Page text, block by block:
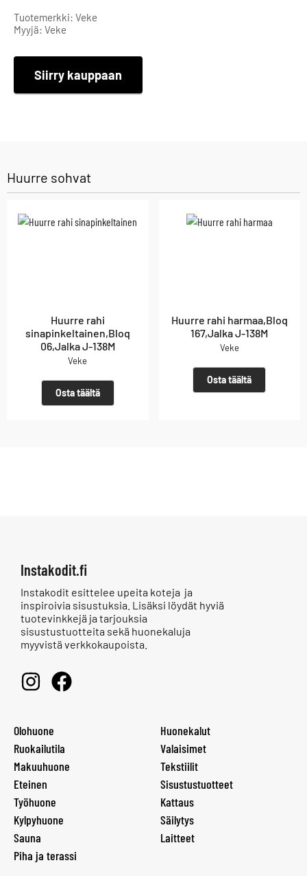
Tuotemerkki: Veke
Myyjä: Veke
Siirry kauppaan
Huurre sohvat
Huurre rahi
sinapinkeltainen,Bloq
06,Jalka J-138M
Veke
Osta täältä
Huurre rahi harmaa,Bloq
167,Jalka J-138M
Veke
Osta täältä
Instakodit.fi
Instakodit esittelee upeita koteja ja
inspiroivia sisustuksia. Lisäksi löydät hyviä
tuotevinkkejä ja tarjouksia
sisustustuotteita sekä huonekaluja
myyvistä verkkokaupoista.
Olohuone
Ruokailutila
Makuuhuone
Eteinen
Työhuone
Kylpyhuone
Sauna
Piha ja terassi
Huonekalut
Valaisimet
Tekstiilit
Sisustustuotteet
Kattaus
Säilytys
Laitteet